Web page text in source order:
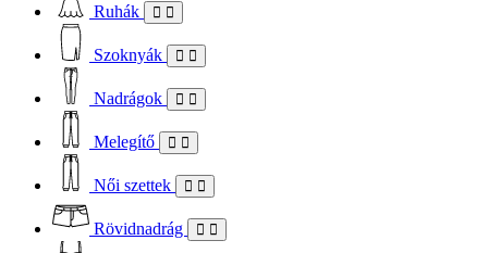
Ruhák
Szoknyák
Nadrágok
Melegítő
Női szettek
Rövidnadrág